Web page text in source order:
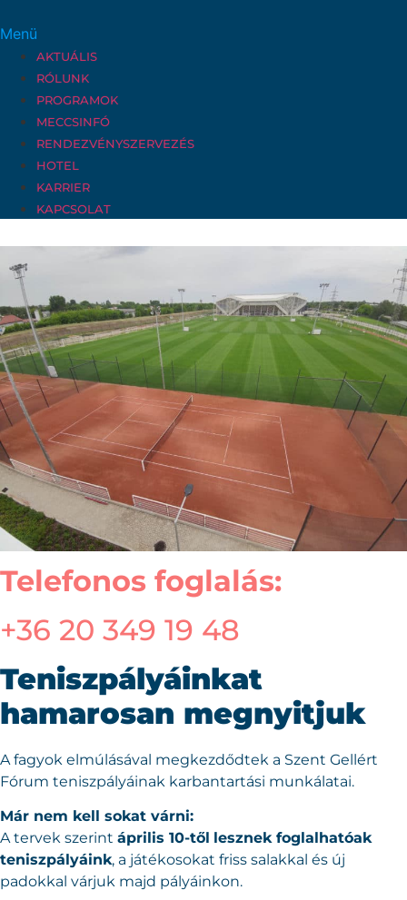
Menü
AKTUÁLIS
RÓLUNK
PROGRAMOK
MECCSINFÓ
RENDEZVÉNYSZERVEZÉS
HOTEL
KARRIER
KAPCSOLAT
Telefonos foglalás:
+36 20 349 19 48
Teniszpályáinkat
hamarosan megnyitjuk
A fagyok elmúlásával megkezdődtek a Szent Gellért
Fórum teniszpályáinak karbantartási munkálatai.
Már nem kell sokat várni:
A tervek szerint április 10-től lesznek foglalhatóak
teniszpályáink, a játékosokat friss salakkal és új
padokkal várjuk majd pályáinkon.